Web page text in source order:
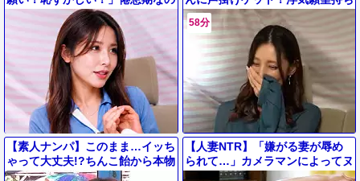
かセックスレスで欲求不満が爆溜
まりのエロいセレブ妻！
なIカップ巨乳セレブ美熟女が他
人棒に大興奮でイカされまくり！
58分
【素人ナンパ】このまま…イッち
ゃって大丈夫!?ちんこ飴から本物
チンコにすり替えられても分かっ
【人妻NTR】「嫌がる妻が辱め
られて…」カメラマンによってヌ
ード撮影を打診されて強引に脱が